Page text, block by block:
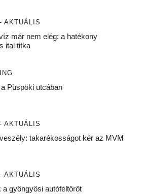
AKTUÁLIS
már nem elég: a hatékony
ital titka
Püspöki utcában
AKTUÁLIS
takarékosságot kér az MVM
AKTUÁLIS
a gyöngyösi autófeltörőt